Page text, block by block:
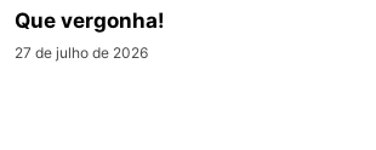
Que vergonha!
27 de julho de 2026